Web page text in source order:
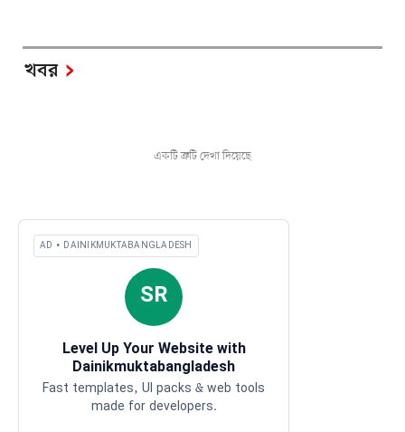
খবর
একটি ত্রুটি দেখা দিয়েছে
AD • DAINIKMUKTABANGLADESH
SR
Level Up Your Website with
Dainikmuktabangladesh
Fast templates, UI packs & web tools
made for developers.